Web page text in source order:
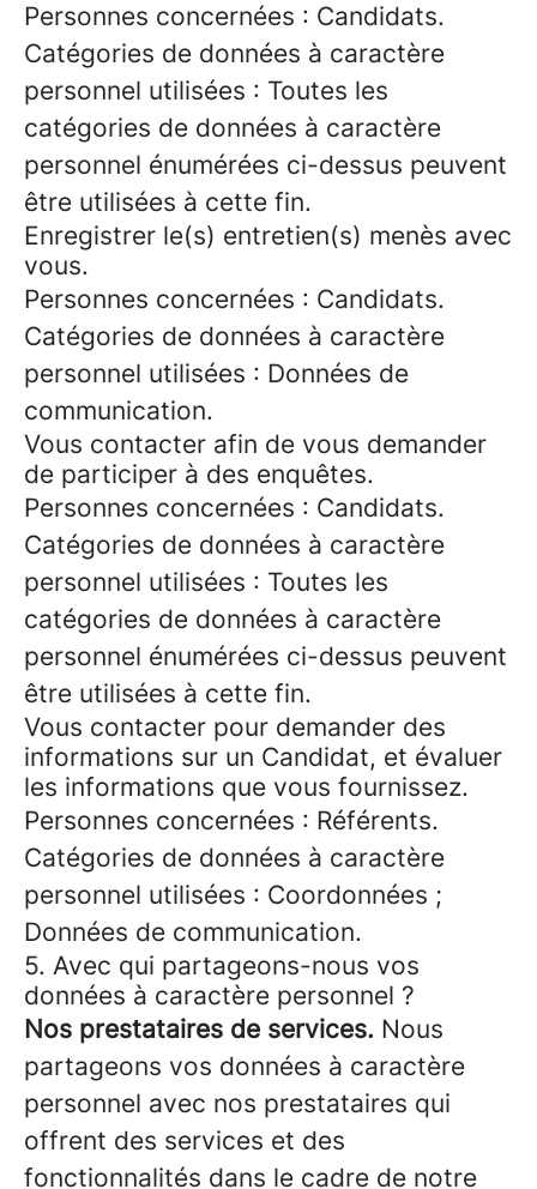
Personnes concernées : Candidats.
Catégories de données à caractère
personnel utilisées : Toutes les
catégories de données à caractère
personnel énumérées ci-dessus peuvent
être utilisées à cette fin.
Enregistrer le(s) entretien(s) menès avec
vous.
Personnes concernées : Candidats.
Catégories de données à caractère
personnel utilisées : Données de
communication.
Vous contacter afin de vous demander
de participer à des enquêtes.
Personnes concernées : Candidats.
Catégories de données à caractère
personnel utilisées : Toutes les
catégories de données à caractère
personnel énumérées ci-dessus peuvent
être utilisées à cette fin.
Vous contacter pour demander des
informations sur un Candidat, et évaluer
les informations que vous fournissez.
Personnes concernées : Référents.
Catégories de données à caractère
personnel utilisées : Coordonnées ;
Données de communication.
5. Avec qui partageons-nous vos
données à caractère personnel ?
Nos prestataires de services. Nous
partageons vos données à caractère
personnel avec nos prestataires qui
offrent des services et des
fonctionnalités dans le cadre de notre